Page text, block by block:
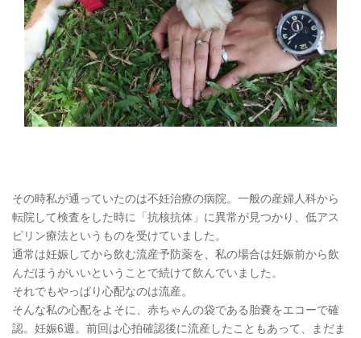
その時私が通っていたのは不妊治療の病院。一般の産婦人科から
転院して検査をした時に「抗核抗体」に異常が見つかり、低アス
ピリン療法というものを受けていました。
通常は妊娠してから飲む流産予防薬を、私の場合は妊娠前から飲
んだほうがいいということで続けて飲んでいました。
それでもやっぱり心配なのは流産。
そんな私の心配をよそに、赤ちゃんの袋である胎嚢をエコーで確
認。妊娠6週。前回は心拍確認後に流産したこともあって、まだま